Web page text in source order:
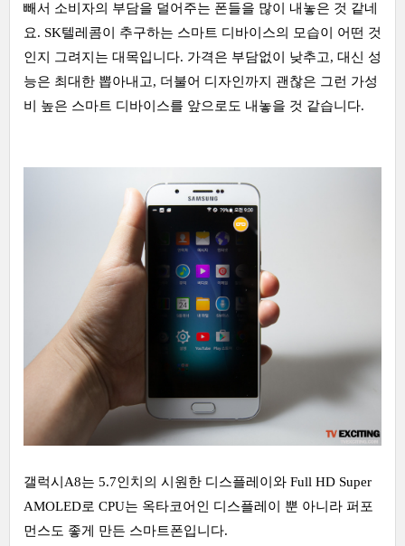
빼서 소비자의 부담을 덜어주는 폰들을 많이 내놓은 것 같네
요. SK텔레콤이 추구하는 스마트 디바이스의 모습이 어떤 것
인지 그려지는 대목입니다. 가격은 부담없이 낮추고, 대신 성
능은 최대한 뽑아내고, 더불어 디자인까지 괜찮은 그런 가성
비 높은 스마트 디바이스를 앞으로도 내놓을 것 같습니다.
갤럭시A8는 5.7인치의 시원한 디스플레이와 Full HD Super
AMOLED로 CPU는 옥타코어인 디스플레이 뿐 아니라 퍼포
먼스도 좋게 만든 스마트폰입니다.